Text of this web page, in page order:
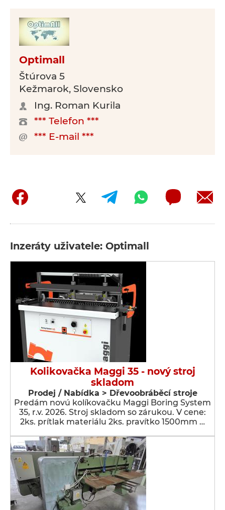
Optimall
Štúrova 5
Kežmarok, Slovensko
Ing. Roman Kurila
*** Telefon ***
*** E-mail ***
Inzeráty uživatele: Optimall
Kolikovačka Maggi 35 - nový stroj
skladom
Prodej / Nabídka > Dřevoobráběcí stroje
Predám novú kolíkovačku Maggi Boring System
35, r.v. 2026. Stroj skladom so zárukou. V cene:
2ks. prítlak materiálu 2ks. pravítko 1500mm …